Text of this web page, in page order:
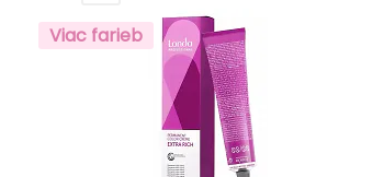
Viac farieb